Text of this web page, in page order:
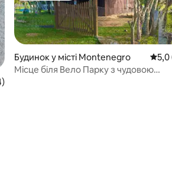
оцінка: 5,0 з 5, відгуки: 4
Будинок у місті Montenegro
5,0
Місце біля Вело Парку з чудовою